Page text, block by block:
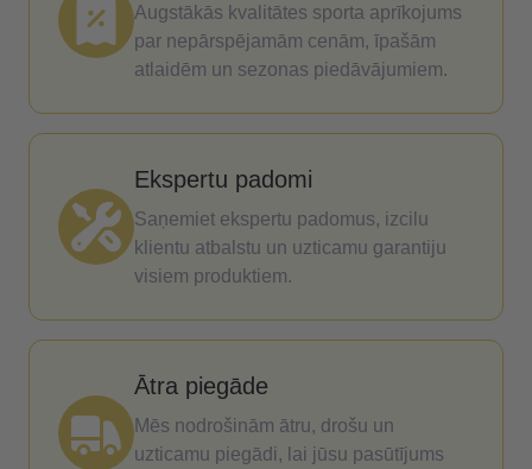
Augstākās kvalitātes sporta aprīkojums
par nepārspējamām cenām, īpašām
atlaidēm un sezonas piedāvājumiem.
Ekspertu padomi
Saņemiet ekspertu padomus, izcilu
klientu atbalstu un uzticamu garantiju
visiem produktiem.
Ātra piegāde
Mēs nodrošinām ātru, drošu un
uzticamu piegādi, lai jūsu pasūtījums